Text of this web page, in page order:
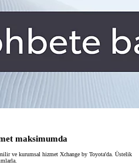
maksimumda
ve kurumsal hizmet Xchange by Toyota'da. Üstelik